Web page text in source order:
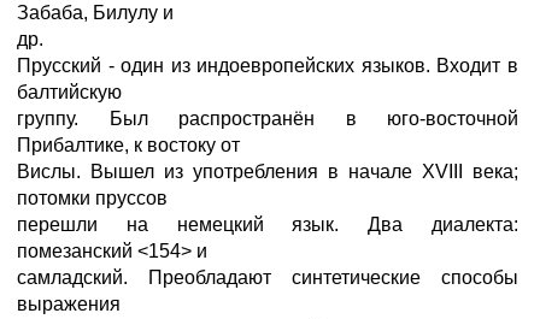
Забаба, Билулу и
др.
Прусский - один из индоевропейских языков. Входит в
балтийскую
группу. Был распространён в юго-восточной
Прибалтике, к востоку от
Вислы. Вышел из употребления в начале XVIII века;
потомки пруссов
перешли на немецкий язык. Два диалекта:
помезанский <154> и
самладский. Преобладают синтетические способы
выражения